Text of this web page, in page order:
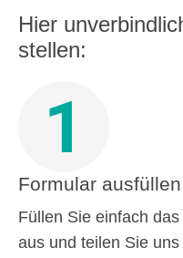
Hier
stellen:
1
Formular ausfüllen
Füllen Sie einfach
aus und teilen Sie